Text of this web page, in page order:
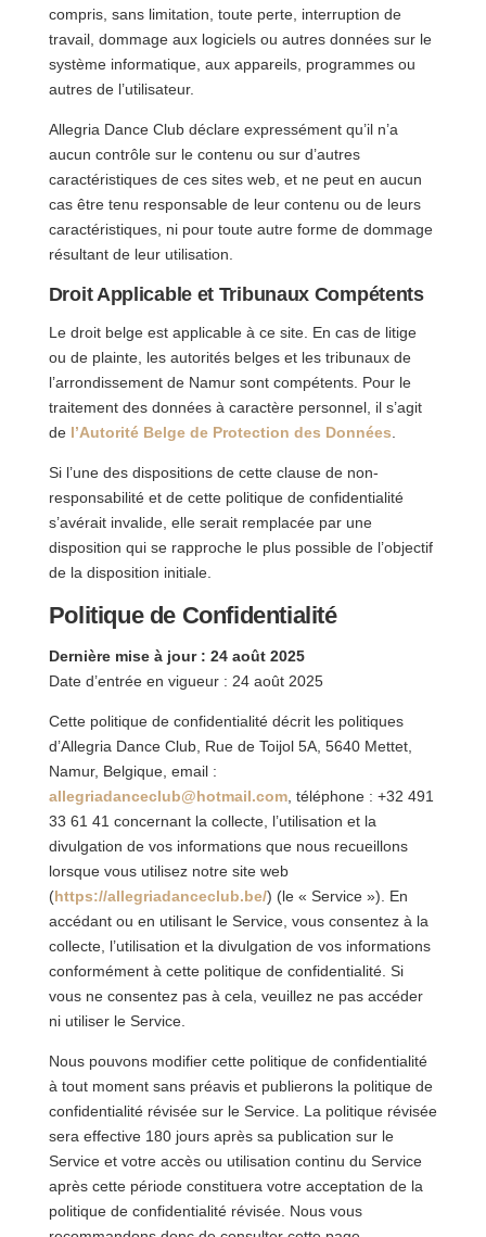
compris, sans limitation, toute perte, interruption de
travail, dommage aux logiciels ou autres données sur le
système informatique, aux appareils, programmes ou
autres de l’utilisateur.
Allegria Dance Club déclare expressément qu’il n’a
aucun contrôle sur le contenu ou sur d’autres
caractéristiques de ces sites web, et ne peut en aucun
cas être tenu responsable de leur contenu ou de leurs
caractéristiques, ni pour toute autre forme de dommage
résultant de leur utilisation.
Droit Applicable et Tribunaux Compétents
Le droit belge est applicable à ce site. En cas de litige
ou de plainte, les autorités belges et les tribunaux de
l’arrondissement de Namur sont compétents. Pour le
traitement des données à caractère personnel, il s’agit
de l’Autorité Belge de Protection des Données
Si l’une des dispositions de cette clause de non-
responsabilité et de cette politique de confidentialité
s’avérait invalide, elle serait remplacée par une
disposition qui se rapproche le plus possible de l’objectif
de la disposition initiale.
Politique de Confidentialité
Dernière mise à jour : 24 août 2025
Date d’entrée en vigueur : 24 août 2025
Cette politique de confidentialité décrit les politiques
d’Allegria Dance Club, Rue de Toijol 5A, 5640 Mettet,
Namur, Belgique, email :
allegriadanceclub@hotmail.com, téléphone : +32 491
33 61 41 concernant la collecte, l’utilisation et la
divulgation de vos informations que nous recueillons
lorsque vous utilisez notre site web
(https://allegriadanceclub.be/) (le « Service »). En
accédant ou en utilisant le Service, vous consentez à la
collecte, l’utilisation et la divulgation de vos informations
conformément à cette politique de confidentialité. Si
vous ne consentez pas à cela, veuillez ne pas accéder
ni utiliser le Service.
Nous pouvons modifier cette politique de confidentialité
à tout moment sans préavis et publierons la politique de
confidentialité révisée sur le Service. La politique révisée
sera effective 180 jours après sa publication sur le
Service et votre accès ou utilisation continu du Service
après cette période constituera votre acceptation de la
politique de confidentialité révisée. Nous vous